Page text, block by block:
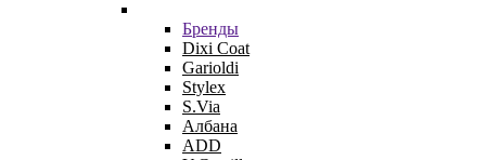
Бренды
Dixi Coat
Garioldi
Stylex
S.Via
Албана
ADD